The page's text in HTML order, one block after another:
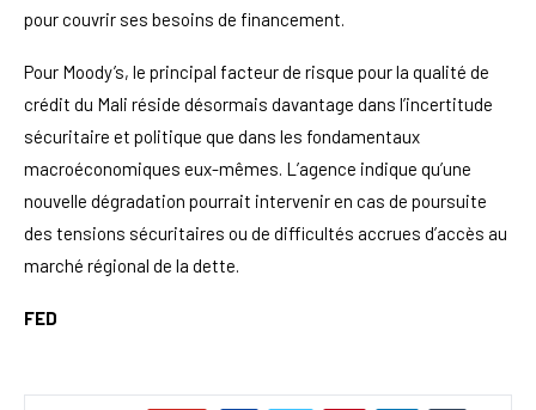
pour couvrir ses besoins de financement.
Pour Moody’s, le principal facteur de risque pour la qualité de
crédit du Mali réside désormais davantage dans l’incertitude
sécuritaire et politique que dans les fondamentaux
macroéconomiques eux-mêmes. L’agence indique qu’une
nouvelle dégradation pourrait intervenir en cas de poursuite
des tensions sécuritaires ou de difficultés accrues d’accès au
marché régional de la dette.
FED